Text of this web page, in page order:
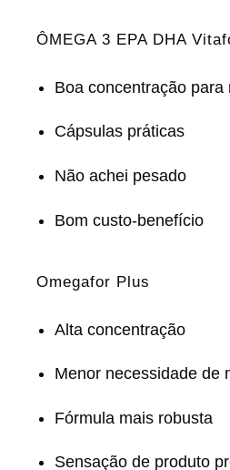
ÔMEGA 3 EPA DHA
Boa concentração para
Cápsulas práticas
Não achei pesado
Bom custo-benefício
Omegafor Plus
Alta concentração
Menor necessidade de
Fórmula mais robusta
Sensação de produto